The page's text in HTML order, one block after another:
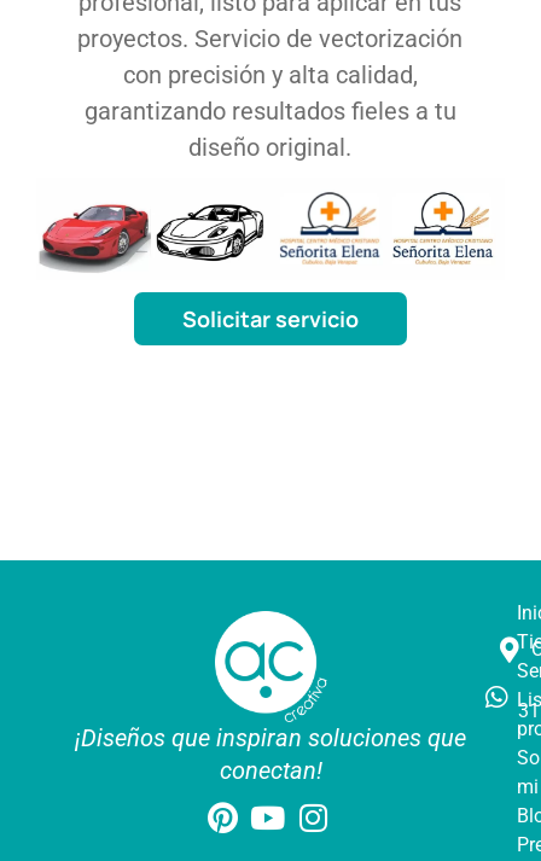
proyectos. Servicio de vectorización
con precisión y alta calidad,
garantizando resultados fieles a tu
diseño original.
Solicitar servicio
¡Diseños que inspiran soluciones que
conectan!
mi